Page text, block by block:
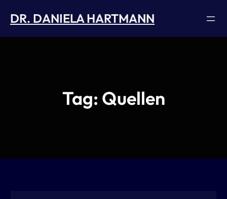
DR. DANIELA HARTMANN
Tag: Quellen